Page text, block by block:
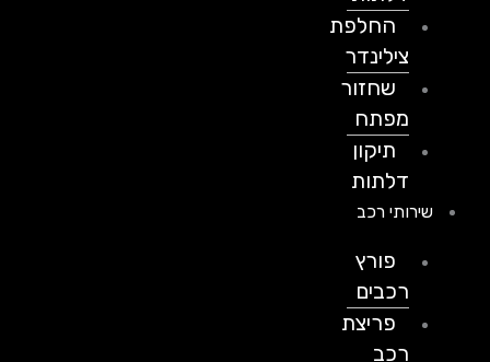
החלפת
צילינדר
שחזור
מפתח
תיקון
דלתות
שירותי רכב
פורץ
רכבים
פריצת